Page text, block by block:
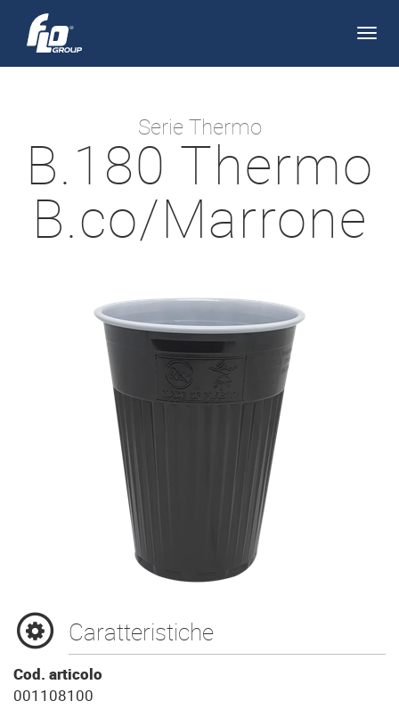
Serie Thermo
B.180 Thermo
B.co/Marrone
Caratteristiche
Cod. articolo
001108100